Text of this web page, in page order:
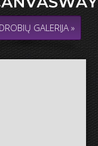
GALERIJA »
Nuotraukų